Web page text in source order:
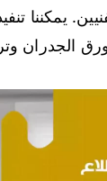
يمكننا
الجدران